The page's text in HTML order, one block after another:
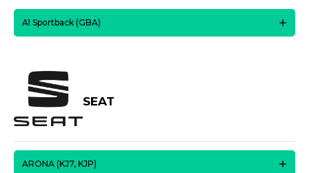
A1 Sportback (GBA)
SEAT
ARONA (KJ7, KJP)